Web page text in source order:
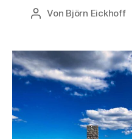
Beitragsautor
Von Björn Eickhoff